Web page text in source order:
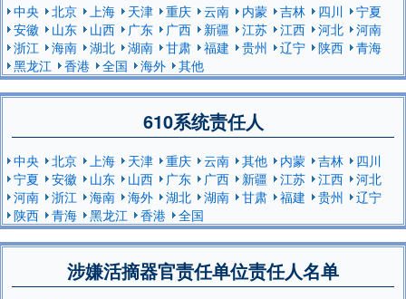
中央 北京 上海 天津 重庆 云南 内蒙 吉林 四川
宁夏
安徽
山东 山西 广东 广西 新疆 江苏 江西 河北
河南
浙江
海南 湖北 湖南 甘肃 福建 贵州 辽宁 陕西
青海
黑龙江
香港 全国 海外 其他
610系统责任人
中央 北京 上海 天津 重庆 云南 其他 内蒙 吉林
四川
宁夏
安徽 山东 山西 广东 广西 新疆 江苏 江西
河北
河南
浙江 海南 海外 湖北 湖南 甘肃 福建 贵州
辽宁
陕西
青海 黑龙江 香港 全国
涉嫌活摘器官责任单位责任人名单